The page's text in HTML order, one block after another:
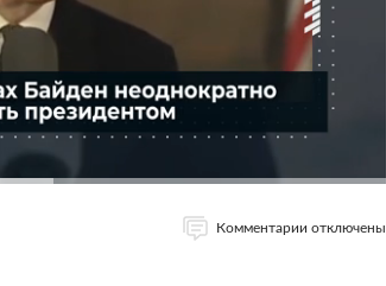
Комментарии отключены